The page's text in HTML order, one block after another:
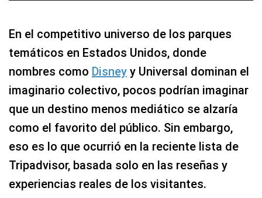
En el competitivo universo de los parques
temáticos en Estados Unidos, donde
nombres como Disney y Universal dominan el
imaginario colectivo, pocos podrían imaginar
que un destino menos mediático se alzaría
como el favorito del público. Sin embargo,
eso es lo que ocurrió en la reciente lista de
Tripadvisor, basada solo en las reseñas y
experiencias reales de los visitantes.